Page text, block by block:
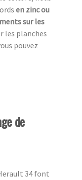
en zinc ou
sur les
les planches
pouvez
de
34 font